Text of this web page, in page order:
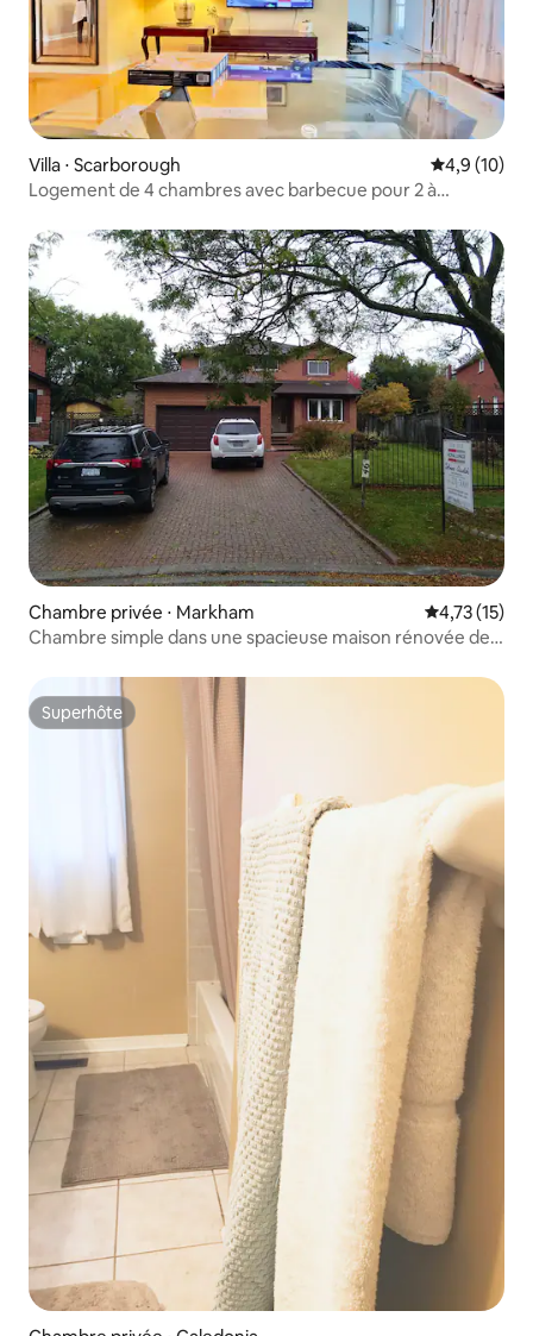
Villa ⋅ Scarborough Évaluation
4,9 (10)
Logement de 4 chambres avec barbecue pour 2 à
Chambre privée ⋅ Markham Évaluation
4,73 (15)
Chambre simple dans une spacieuse maison rénovée de
Superhôte
Superhôte